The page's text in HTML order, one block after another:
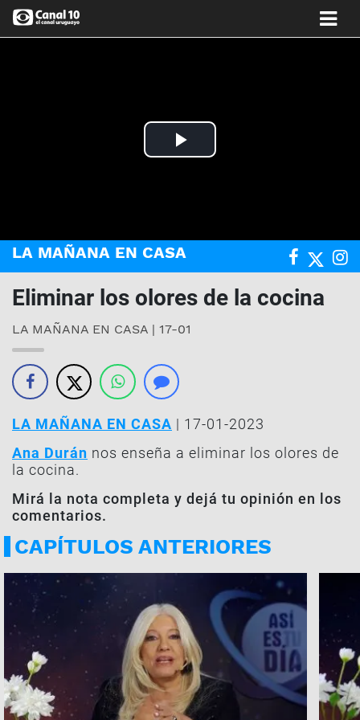
Play
LA MAÑANA EN CASA
Eliminar los olores de la cocina
LA MAÑANA EN CASA | 17-01
LA MAÑANA EN CASA | 17-01-2023
Ana Durán nos enseña a eliminar los olores de
la cocina.
Mirá la nota completa y dejá tu opinión en los
comentarios.
CAPÍTULOS ANTERIORES